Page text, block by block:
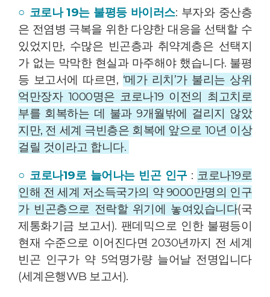
○ 코로나 19는 불평등 바이러스: 부자와 중산층
은 전염병 극복을 위한 다양한 대응을 선택할 수
있었지만, 수많은 빈곤층과 취약계층은 선택지
가 없는 막막한 현실과 마주해야 했습니다. 불평
등 보고서에 따르면, ‘메가 리치’가 불리는 상위
억만장자 1000명은 코로나19 이전의 최고치로
부를 회복하는 데 불과 9개월밖에 걸리지 않았
지만, 전 세계 극빈층은 회복에 앞으로 10년 이상
걸릴 것이라고 합니다.
○ 코로나19로 늘어나는 빈곤 인구 : 코로나19로
인해 전 세계 저소득국가의 약 9000만명의 인구
가 빈곤층으로 전락할 위기에 놓여있습니다(국
제통화기금 보고서). 팬데믹으로 인한 불평등이
현재 수준으로 이어진다면 2030년까지 전 세계
빈곤 인구가 약 5억명가량 늘어날 전명입니다
(세계은행WB 보고서).